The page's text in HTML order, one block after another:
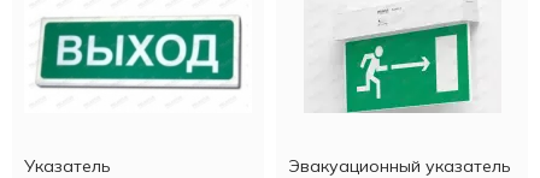
Указатель
Эвакуационный указатель